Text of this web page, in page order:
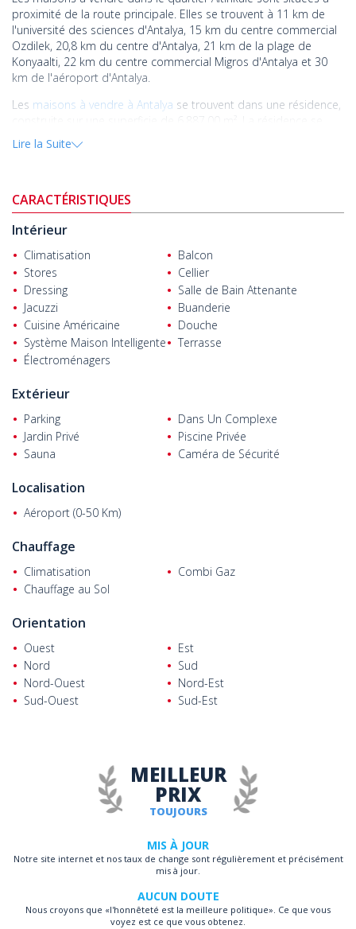
proximité de la route principale. Elles se trouvent à 11 km de
l'université des sciences d'Antalya, 15 km du centre commercial
Ozdilek, 20,8 km du centre d'Antalya, 21 km de la plage de
Konyaalti, 22 km du centre commercial Migros d'Antalya et 30
km de l'aéroport d'Antalya.
Les maisons à vendre à Antalya se trouvent dans une résidence,
construite sur une superficie de 6.887,00 m². La résidence se
compose de 14 maisons individuelles. Chaque maison dispose
d'une piscine privée, un jardin privé et un parking en plein air.
cuisine ouverte, une salle de bain, quatre salles de bain
attenantes, quatre dressings, un sauna, une salle de rangement,
une salle de repassage, deux balcons et deux terrasses.
De plus, les maisons sont équipées d'appareils
électroménagers encastrés de Franke, de réfrigérateurs de
Franke, de lave-vaisselle de Franke, un système de climatisation
VRF, un système de chauffage au sol, un système de maison
intelligente, un système de caméra, une infrastructure de gaz
naturel, un interphone vidéo, une unité de TV, un vestiaire, de
volets électriques, une porte extérieure en acier et d’éclairages
SPOT et LED.
Lire la Suite
CARACTÉRISTIQUES
Intérieur
Climatisation
Balcon
Stores
Cellier
Dressing
Salle de Bain Attenante
Jacuzzi
Buanderie
Cuisine Américaine
Douche
Système Maison Intelligente
Terrasse
Électroménagers
Extérieur
Parking
Dans Un Complexe
Jardin Privé
Piscine Privée
Sauna
Caméra de Sécurité
Localisation
Aéroport (0-50 Km)
Chauffage
Climatisation
Combi Gaz
Chauffage au Sol
Orientation
Ouest
Est
Nord
Sud
Nord-Ouest
Nord-Est
Sud-Ouest
Sud-Est
TOUJOURS
MEILLEUR
PRIX
MIS À JOUR
Notre site internet et nos taux de change sont régulièrement et précisément
mis à jour.
AUCUN DOUTE
Nous croyons que «l'honnêteté est la meilleure politique». Ce que vous
voyez est ce que vous obtenez.